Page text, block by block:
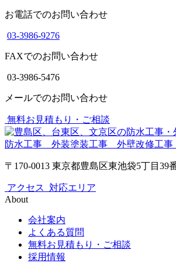
お電話でのお問い合わせ
03-3986-9276
FAXでのお問い合わせ
03-3986-5476
メールでのお問い合わせ
無料お見積もり・ご相談
防水工事 外装塗装工事 外壁改修工
〒170-0013 東京都豊島区東池袋5丁目39
アクセス 対応エリア
About
会社案内
よくある質問
無料お見積もり・ご相談
採用情報